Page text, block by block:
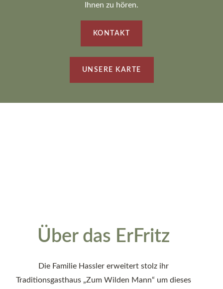
Ihnen zu hören.
KONTAKT
UNSERE KARTE
Über das ErFritz
Die Familie Hassler erweitert stolz ihr
Traditionsgasthaus „Zum Wilden Mann“ um dieses